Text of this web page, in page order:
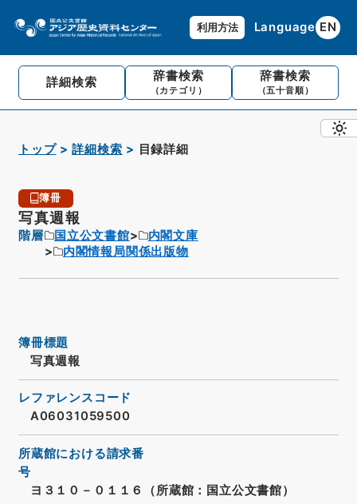
利用方法 Language EN
詳細検索 辞書検索
（カテゴリ）
辞書検索
（五十音順）
トップ 詳細検索 目録詳細
簿冊
写真週報
階層 国立公文書館
内閣文庫
内閣情報局関係出版物
簿冊標題
写真週報
レファレンスコード
A06031059500
所蔵館における請求番
号
ヨ３１０－０１１６（所蔵館：国立公文書館）